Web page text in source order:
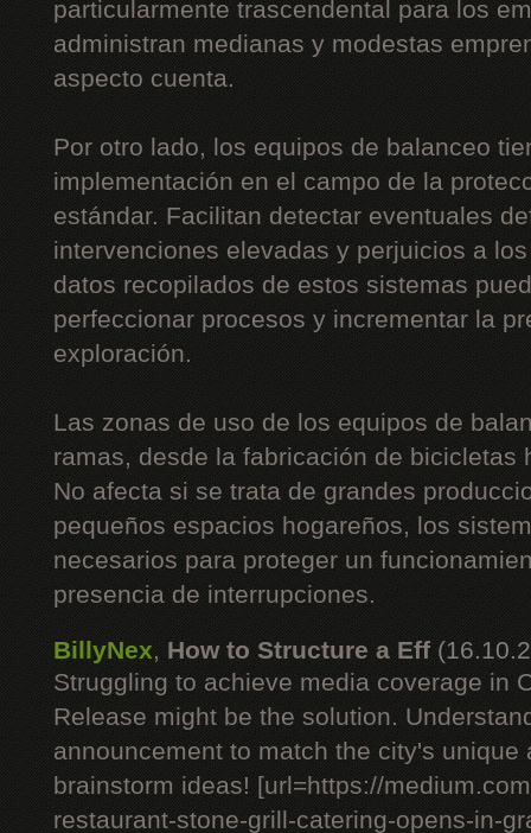
particularmente trascendental para los
administran medianas y modestas
aspecto cuenta.
Por otro lado, los equipos de balanceo
implementación en el campo de la
estándar. Facilitan detectar eventuales
intervenciones elevadas y perjuicios a
datos recopilados de estos sistemas
perfeccionar procesos y incrementar la
exploración.
Las zonas de uso de los equipos de
ramas, desde la fabricación de bicicletas
No afecta si se trata de grandes
pequeños espacios hogareños, los
necesarios para proteger un
presencia de interrupciones.
BillyNex, How to Structure a Eff
Struggling to achieve media coverage in
Release might be the solution.
announcement to match the city's
brainstorm ideas! [url=https://
restaurant-stone-grill-catering-opens-in-